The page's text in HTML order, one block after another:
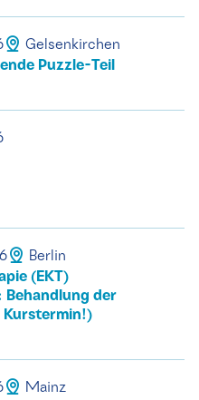
Gelsenkirchen
Puzzle-Teil
Berlin
(EKT)
Behandlung der
Kurstermin!)
Mainz